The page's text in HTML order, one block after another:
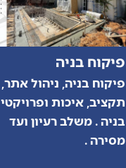
פיקוח בניה
פיקוח בניה, ניהול אתר,
תקציב, איכות ופרויקטי
בניה . משלב רעיון ועד
מסירה .